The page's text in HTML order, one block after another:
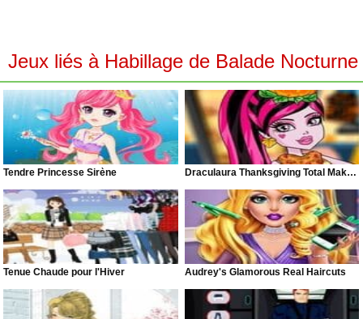
Jeux liés à Habillage de Balade Nocturne
Tendre Princesse Sirène Draculaura Thanksgiving Total Makeover
Tenue Chaude pour l'Hiver Audrey's Glamorous Real Haircuts